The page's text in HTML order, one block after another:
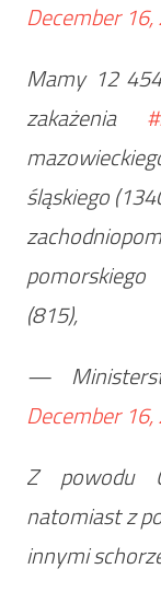
December
Mamy 12
zakażenia
śląskiego
(815),
—
December
Z powodu
natomiast z
innymi